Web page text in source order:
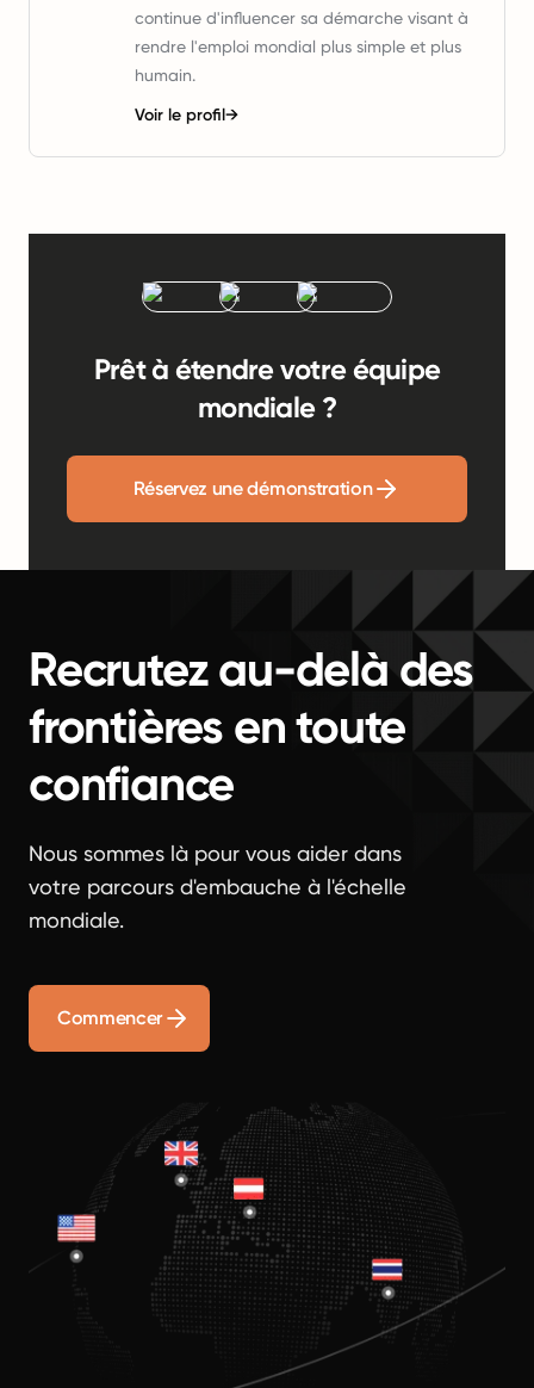
continue d'influencer sa démarche visant à
rendre l'emploi mondial plus simple et plus
humain.
Voir le profil→
Prêt à étendre votre équipe
mondiale ?
Réservez une démonstration
Recrutez au-delà des
frontières en toute
confiance
Nous sommes là pour vous aider dans
votre parcours d'embauche à l'échelle
mondiale.
Commencer